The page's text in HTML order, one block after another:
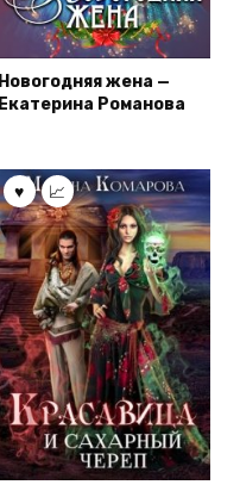
Новогодняя жена —
Екатерина Романова